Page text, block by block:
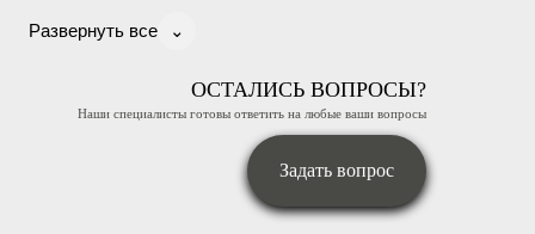
Развернуть все ⌄
ОСТАЛИСЬ ВОПРОСЫ?
Наши специалисты готовы ответить на любые ваши вопросы
Задать вопрос